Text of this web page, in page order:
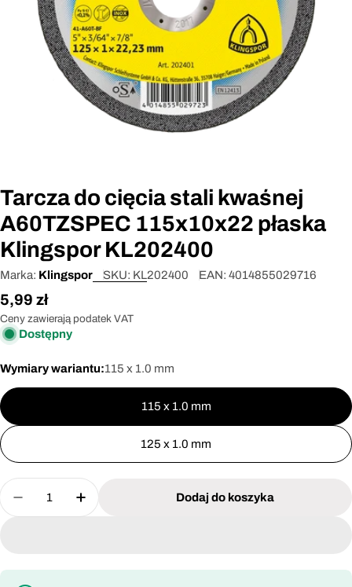
Tarcza do cięcia stali kwaśnej
A60TZSPEC 115x10x22 płaska
Klingspor KL202400
Marka: Klingspor SKU: KL202400 EAN: 4014855029716
Cena
regularna
5,99 zł
Ceny zawierają podatek VAT
Dostępny
Wymiary wariantu:115 x 1.0 mm
115 x 1.0 mm
125 x 1.0 mm
Ilość
Zmniejsz ilość dla Tarcza do cięcia stali kwaśnej
Zwiększ ilość dla Tarcza do cięcia stali
Dodaj do koszyka